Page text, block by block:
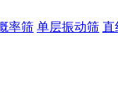
率筛 单层振动筛 直